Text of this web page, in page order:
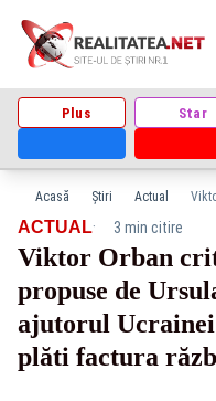
Plus Star
Acasă Știri Actual
ACTUAL· 3 min citire
Viktor Orban
propuse de
ajutorul
plăti factura